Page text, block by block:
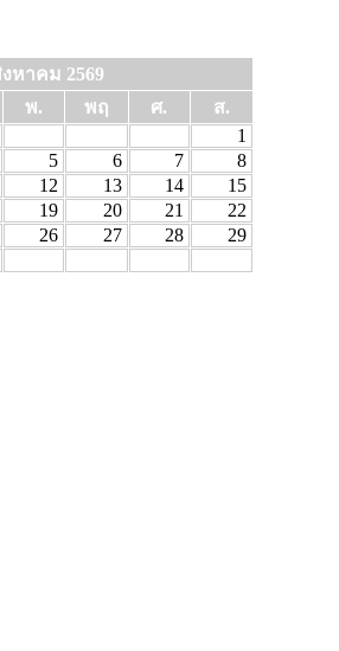
งหาคม 2569
พ. พฤ ศ.
ส.
1
5 6 7
8
12 13 14
15
19 20 21
22
26 27 28
29